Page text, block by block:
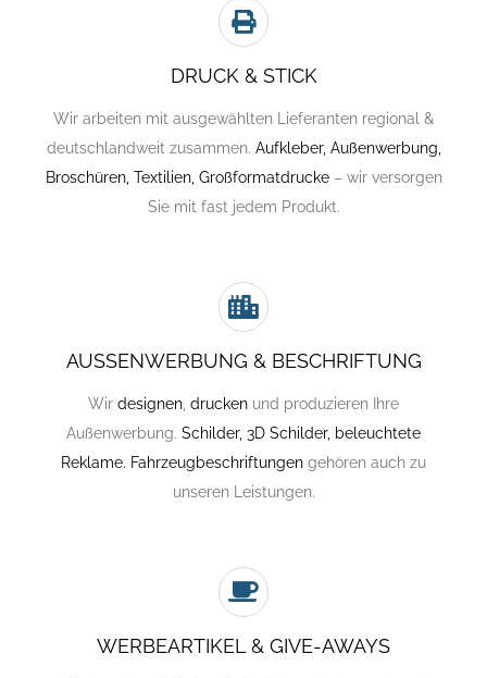
DRUCK & STICK
Wir arbeiten mit ausgewählten Lieferanten regional &
deutschlandweit zusammen. Aufkleber, Außenwerbung,
Broschüren, Textilien, Großformatdrucke– wir versorgen
Sie mit fast jedem Produkt.
AUSSENWERBUNG & BESCHRIFTUNG
Wir designen drucken und produzieren Ihre
Außenwerbung. Schilder, 3D Schilder, beleuchtete
Reklame. Fahrzeugbeschriftungen gehören auch zu
unseren Leistungen.
WERBEARTIKEL & GIVE-AWAYS